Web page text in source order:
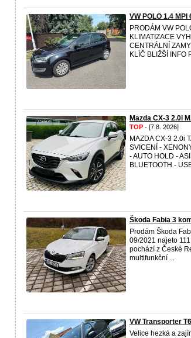
VW POLO 1.4 MPI
PRODÁM VW
KLIMATIZACE
CENTRÁLNÍ
KLÍČ BLIŽŠÍ INFO
Mazda CX-3 2.0i
TOP - [7.8. 2026]
MAZDA CX-3 2.0i
SVICENÍ -
- AUTO HOLD -
BLUETOOTH -
Škoda Fabia 3
Prodám Škoda
09/2021 najeto
pochází z České
multifunkční ...
VW Transporter
Velice hezká a